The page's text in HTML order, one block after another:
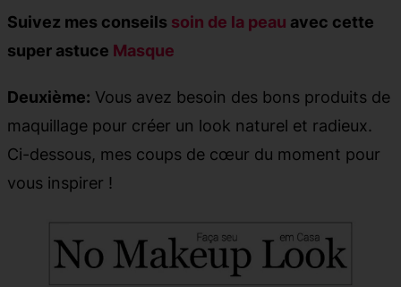
Suivez mes conseils soin de la peau avec cette
super astuce Masque
Deuxième: Vous avez besoin des bons produits de
maquillage pour créer un look naturel et radieux.
Ci-dessous, mes coups de cœur du moment pour
vous inspirer !